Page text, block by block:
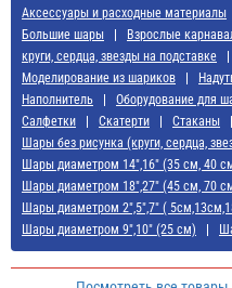
Аксессуары и расходные материалы
Большие шары
Взрослые
круги, сердца, звезды на подставке
Моделирование из шариков
Наполнитель
Оборудование для
Салфетки
Скатерти Стаканы
Шары без рисунка (круги, сердца,
Шары диаметром 14",16" (35 см, 40
Шары диаметром 18",27" (45 см, 70
Шары диаметром 2",5",7" (
Шары диаметром 9",10" (25 см)